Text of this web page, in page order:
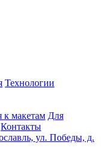
Технологии
к макетам Для
Контакты
ул. Победы, д.